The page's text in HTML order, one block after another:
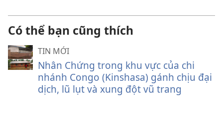
Có thể bạn cũng thích
TIN MỚI
Nhân Chứng trong khu vực của chi
nhánh Congo (Kinshasa) gánh chịu đại
dịch, lũ lụt và xung đột vũ trang